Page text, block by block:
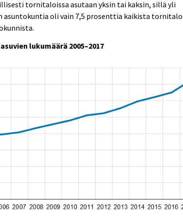
tornitaloissa asutaan yksin tai kaksin, sillä yli
asuntokuntia oli vain 7,5 prosenttia kaikista
lukumäärä 2005–2017